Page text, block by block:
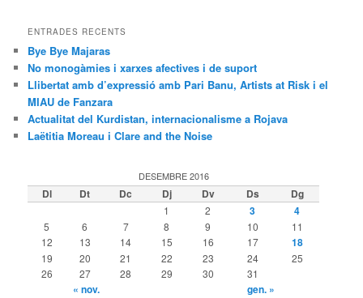
ENTRADES RECENTS
Bye Bye Majaras
No monogàmies i xarxes afectives i de suport
Llibertat amb d’expressió amb Pari Banu, Artists at Risk i el
MIAU de Fanzara
Actualitat del Kurdistan, internacionalisme a Rojava
Laëtitia Moreau i Clare and the Noise
DESEMBRE 2016
Dl Dt Dc Dj Dv Ds Dg
1 2 3 4
5 6 7 8 9 10
11
12
13 14 15 16 17 18
19 20 21 22 23 24
25
26
27 28 29 30 31
« nov. gen. »